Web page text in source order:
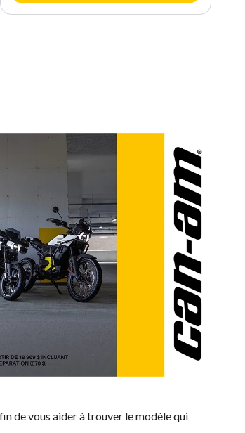
de vous aider à trouver le modèle qui